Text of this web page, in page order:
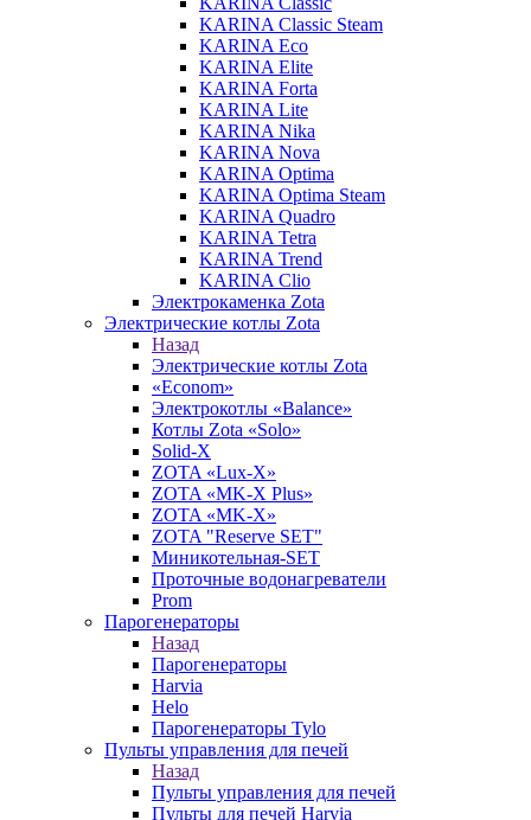
KARINA Classic Steam
KARINA Eco
KARINA Elite
KARINA Forta
KARINA Lite
KARINA Nika
KARINA Nova
KARINA Optima
KARINA Optima Steam
KARINA Quadro
KARINA Tetra
KARINA Trend
KARINA Clio
Электрокаменка Zota
Электрические котлы Zota
Назад
Электрические котлы Zota
«Econom»
Электрокотлы «Balance»
Котлы Zota «Solo»
Solid-X
ZOTA «Lux-X»
ZOTA «MK-X Plus»
ZOTA «MK-X»
ZOTA "Reserve SET"
Миникотельная-SET
Проточные водонагреватели
Prom
Парогенераторы
Назад
Парогенераторы
Harvia
Helo
Парогенераторы Tylo
Пульты управления для печей
Назад
Пульты управления для печей
Пульты для печей Harvia